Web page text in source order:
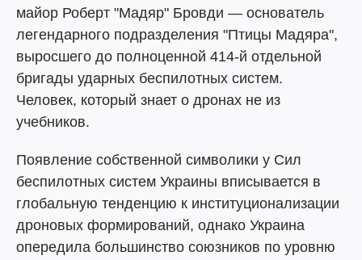
майор Роберт "Мадяр" Бровди — основатель
легендарного подразделения "Птицы Мадяра",
выросшего до полноценной 414-й отдельной
бригады ударных беспилотных систем.
Человек, который знает о дронах не из
учебников.
Появление собственной символики у Сил
беспилотных систем Украины вписывается в
глобальную тенденцию к институционализации
дроновых формирований, однако Украина
опередила большинство союзников по уровню